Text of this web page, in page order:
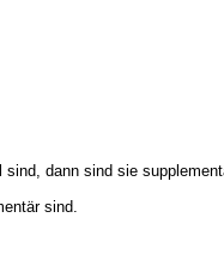
dann sind sie
sind.